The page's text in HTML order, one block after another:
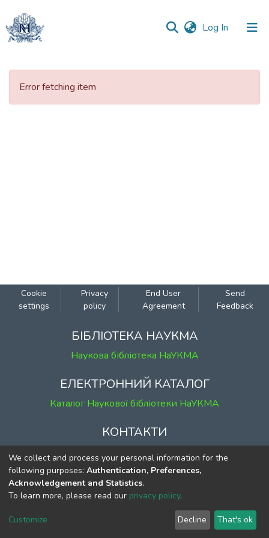
Log In (current)
Communities
Error fetching item
Cookie
settings
Privacy
policy
End User
Agreement
Send
Feedback
БІБЛІОТЕКА НАУКМА
Наукова бібліотека НаУКМА
ЕЛЕКТРОННИЙ КАТАЛОГ
Каталог Наукової бібліотеки НаУКМА
КОНТАКТИ
м. Київ, вул. Григорія Сковороди, 2
к. 1, к. 120
тел. (044) 463-69-31
ekmair@ukma.edu.ua
We collect and process your personal information for the
following purposes: Authentication, Preferences,
Acknowledgement and Statistics.
To learn more, please read our privacy policy.
Customize Decline That's ok